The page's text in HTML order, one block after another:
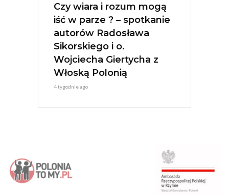
Czy wiara i rozum mogą
iść w parze ? – spotkanie
autorów Radosława
Sikorskiego i o.
Wojciecha Giertycha z
Włoską Polonią
4 tygodnie ago